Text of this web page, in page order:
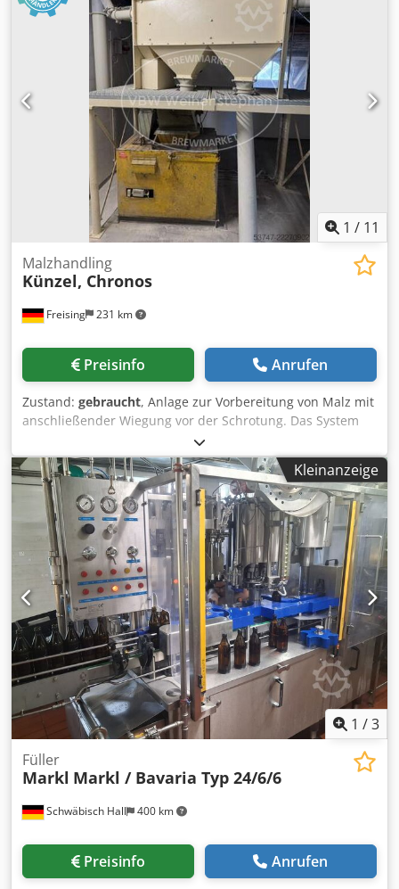
Wasseraufbereitungssystem vorbehandelt (Täuber, 2019).
Das Schrot wird über einen auf Füßen stehenden ,
trichterförmigen Schrotrumpf gesammelt und an das
Schrottransportsystem abgegeben. Maschine (Zusatz): 6-
Walzen-Mühle zur konditionierten Trockenschrotung;
Baujahre 1966-2019 Dcodpfx Afeziy U Devek Leistung: 1200
kg/h Ausstattung: 6-Walzen-Mühle;
Konditionierungsschnecke; Wasseraufbereitung
1 / 11
Freising 231 km
Malzhandling
Künzel, Chronos
Preisinfo Anrufen
Zustand: gebraucht, Anlage zur Vorbereitung von Malz mit
anschließender Wiegung vor der Schrotung. Das System
besteht aus den folgenden Hauptkomponenten: - Zyklon -
Staubauffangsack, auf Metallkonstruktion mit 4 Füßen -
Malzverteiler - Malzförderung - Reinigungsvorrichtung aus
Plansichter und Poliermaschine (Künzel, 1967) - Magnet
zur Metallabscheidung (Künzel, 1967) -
Malzentnahmewaage (Chronos, 1962) (20 kg/Kippung) -
analoge Waage, separat stehend, Messbereich bis 36 kg -
Explosionsschutz-Spezialstaubsauger (Kärcher) -
Schaltschrank Dcodpfx Afjziy S Ajvok Maschine (Zusatz):
Malzaufbereitungs- und Wiegeanlage; Baujahre 1962-
1967 Leistung: 1200 kg/h Ausstattung: Zyklon;
Staubauffangsack; Malzverteiler; Malztförderung;
Plansichter; Poliermaschine; Magnet; Entnahmewaage;
analoge Waage; Explosionsschutz-Staubsauger
Kleinanzeige
1 /3
Schwäbisch Hall 400 km
Füller
Markl Markl / Bavaria Typ 24/6/6
Preisinfo Anrufen